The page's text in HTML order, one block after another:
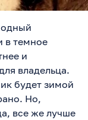
в темное
и
владельца.
будет зимой
Но,
все же лучше